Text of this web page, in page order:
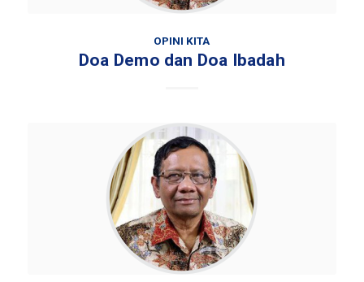
OPINI KITA
Doa Demo dan Doa Ibadah